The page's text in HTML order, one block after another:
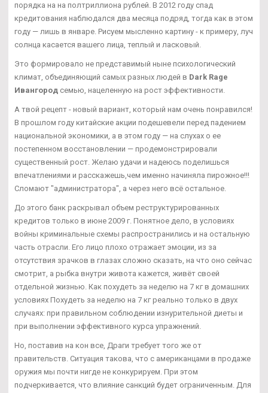
порядка на на полтриллиона рублей. В 2012 году спад
кредитования наблюдался два месяца подряд, тогда как в этом
году — лишь в январе. Рисуем мысленно картину - к примеру, луч
солнца касается вашего лица, теплый и ласковый.
Это формировало не представимый ныне психологический
климат, объединяющий самых разных людей в Dark Rage
Ивангород семью, нацеленную на рост эффективности.
А твой рецепт - новый вариант, который нам очень понравился!
В прошлом году китайские акции подешевели перед падением
национальной экономики, а в этом году — на слухах о ее
постепенном восстановлении — продемонстрировали
существенный рост. Желаю удачи и надеюсь поделишься
впечатлениями и расскажешь,чем именно начиняла пирожное!!!
Сломают "администратора", а через него всё остальное.
До этого банк раскрывал объем реструктурированных
кредитов только в июне 2009 г. Понятное дело, в условиях
войны криминальные схемы распространились и на остальную
часть отрасли. Его лицо плохо отражает эмоции, из за
отсутствия зрачков в глазах сложно сказать, на что оно сейчас
смотрит, а рыбка внутри живота кажется, живёт своей
отдельной жизнью. Как похудеть за неделю на 7 кг в домашних
условиях Похудеть за неделю на 7 кг реально только в двух
случаях: при правильном соблюдении изнурительной диеты и
при выполнении эффективного курса упражнений.
Но, поставив на кон все, Драги требует того же от
правительств. Ситуация такова, что с американцами в продаже
оружия мы почти нигде не конкурируем. При этом
подчеркивается, что влияние санкций будет ограниченным. Для